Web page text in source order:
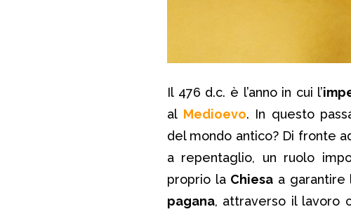
Il 476 d.c. è l’anno in cui l’
al Medioevo. In questo
del mondo antico? Di fronte
a repentaglio, un ruolo
proprio la Chiesa a garantire
pagana, attraverso il lavoro